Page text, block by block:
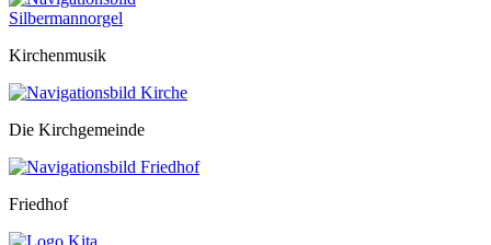
Kirchenmusik
Die Kirchgemeinde
Friedhof